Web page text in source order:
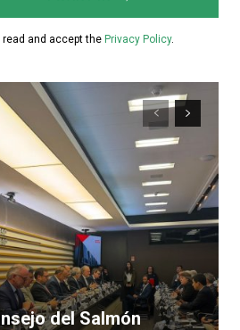
read and accept the Privacy Policy.
del Salmón